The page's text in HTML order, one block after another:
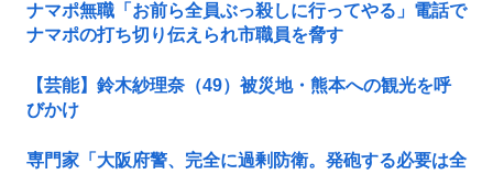
ナマポ無職「お前ら全員ぶっ殺しに行ってやる」電話で
ナマポの打ち切り伝えられ市職員を脅す
【芸能】鈴木紗理奈（49）被災地・熊本への観光を呼
びかけ
専門家「大阪府警、完全に過剰防衛。発砲する必要は全